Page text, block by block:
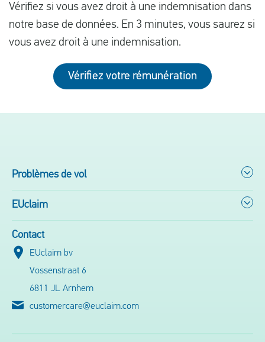
Vérifiez si vous avez droit à une indemnisation dans
notre base de données. En 3 minutes, vous saurez si
vous avez droit à une indemnisation.
Vérifiez votre rémunération
Problèmes de vol
EUclaim
Contact
EUclaim bv
Vossenstraat 6
6811 JL Arnhem
customercare@euclaim.com